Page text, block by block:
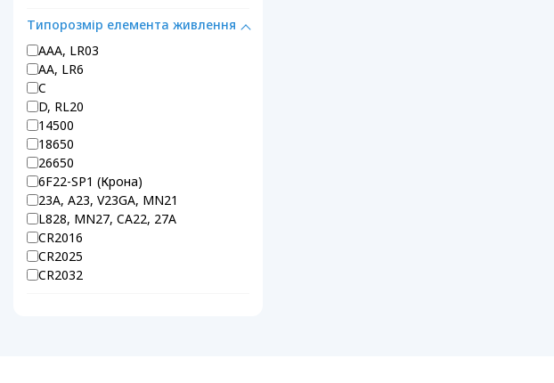
Типорозмір елемента живлення
ААА, LR03
АА, LR6
C
D, RL20
14500
18650
26650
6F22-SP1 (Крона)
23A, A23, V23GA, MN21
L828, MN27, CA22, 27A
CR2016
CR2025
CR2032